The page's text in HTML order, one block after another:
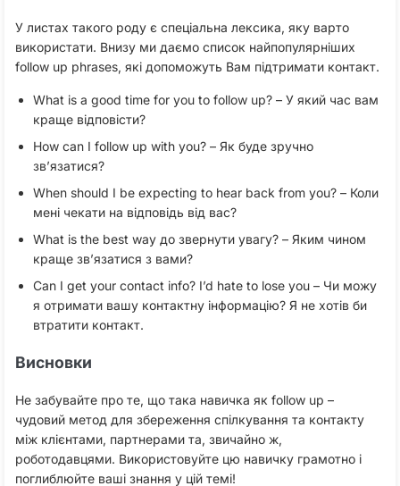
У листах такого роду є спеціальна лексика, яку варто
використати. Внизу ми даємо список найпопулярніших
follow up phrases, які допоможуть Вам підтримати контакт.
What is a good time for you to follow up? – У який час вам
краще відповісти?
How can I follow up with you? – Як буде зручно
зв’язатися?
When should I be expecting to hear back from you? – Коли
мені чекати на відповідь від вас?
What is the best way до звернути увагу? – Яким чином
краще зв’язатися з вами?
Can I get your contact info? I’d hate to lose you – Чи можу
я отримати вашу контактну інформацію? Я не хотів би
втратити контакт.
Висновки
Не забувайте про те, що така навичка як follow up –
чудовий метод для збереження спілкування та контакту
між клієнтами, партнерами та, звичайно ж,
роботодавцями. Використовуйте цю навичку грамотно і
поглиблюйте ваші знання у цій темі!